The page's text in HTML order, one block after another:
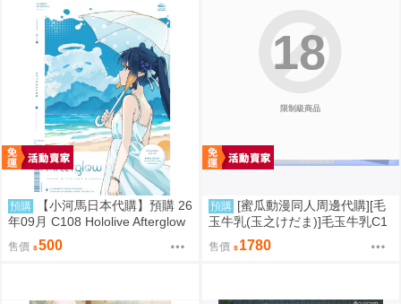
預購
【小河馬日本代購】預購 26
年09月 C108 Hololive Afterglow
繪師:カノチ
售價 500
限制級商品
18
預購 [蜜瓜動漫同人周邊代購][毛
玉牛乳(玉之けだま)]毛玉牛乳C1
08新刊セット(同人誌)
售價 1780